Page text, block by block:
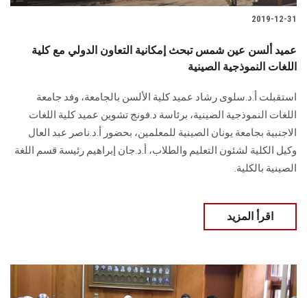
2019-12-31
عميد ألسن عين شمس تبحث إمكانية التعاون الدولي مع كلية
اللغات النموذجية الصينية
استقبلت أ.د.سلوى رشاد عميد كلية الألسن بالجامعة، وفد جامعة
اللغات النموذجية الصينية، برئاسة د.فونج تشوين عميد كلية اللغات
الاجنبية بجامعة يونان الصينية للمعلمين، بحضور أ.د.ناصر عبد العال
وكيل الكلية لشئون التعليم والطلاب، أ.د.جان إبراهيم رئيسة قسم اللغة
الصينية بالكلية.
اقرأ المزيد